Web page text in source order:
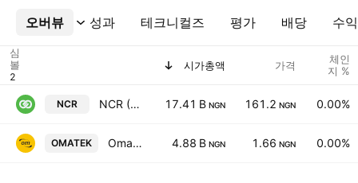
오버뷰 성과 테크니컬즈 평가 배당 수
더보기
심
볼
시가총액 가격
체인
지 %
NCR NCR (Nigeria) PLC 17.41 B NGN 161.2 NGN 0.00%
OMATEK Omatek Ventures PLC 4.88 B NGN 1.66 NGN 0.00%